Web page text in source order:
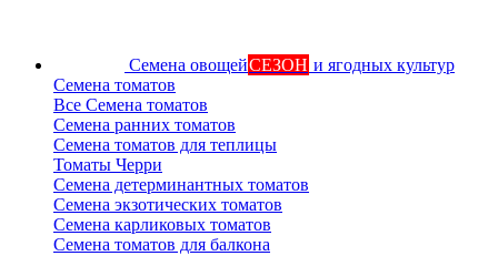
Семена овощейСЕЗОН и ягодных культур
Семена томатов
Все Семена томатов
Семена ранних томатов
Семена томатов для теплицы
Томаты Черри
Семена детерминантных томатов
Семена экзотических томатов
Семена карликовых томатов
Семена томатов для балкона